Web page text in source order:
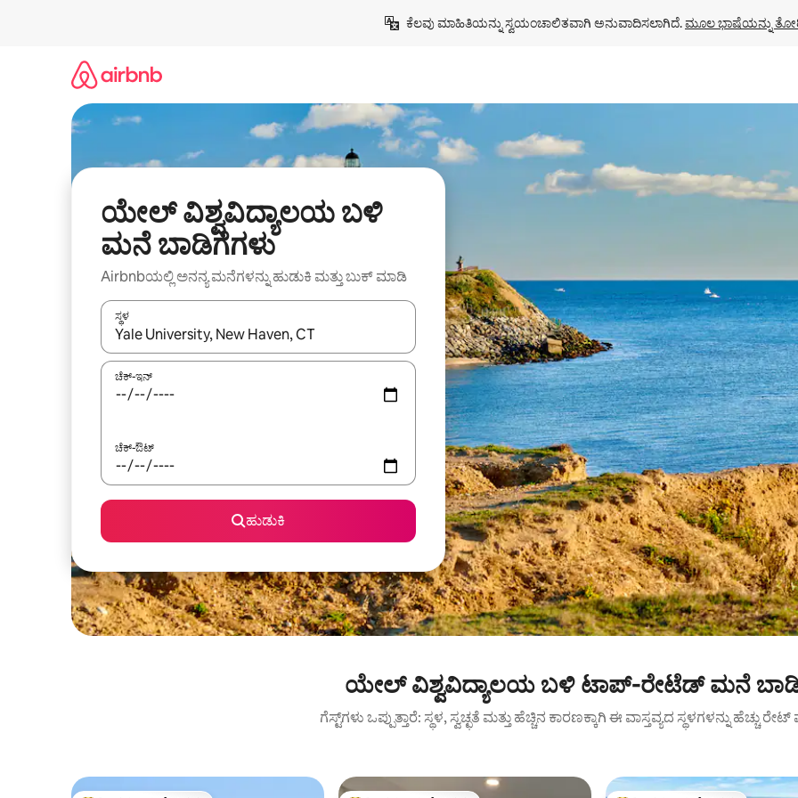
ಕೆಲವು ಮಾಹಿತಿಯನ್ನು ಸ್ವಯಂಚಾಲಿತವಾಗಿ ಅನುವಾದಿಸಲಾಗಿದೆ. ಮೂಲ ಭಾಷೆಯನ್ನು
ಯೇಲ್ ವಿಶ್ವವಿದ್ಯಾಲಯ ಬಳಿ
ಮನೆ ಬಾಡಿಗೆಗಳು
Airbnbಯಲ್ಲಿ ಅನನ್ಯ ಮನೆಗಳನ್ನು ಹುಡುಕಿ ಮತ್ತು ಬುಕ್ ಮಾಡಿ
ಸ್ಥಳ
ಫಲಿತಾಂಶಗಳು ಲಭ್ಯವಿರುವಾಗ, ಅಪ್ ಮತ್ತು ಡೌನ್ ಬಾಣದ ಕೀಲಿಗಳೊಂದಿಗೆ ನ್ಯಾವಿಗೇಟ್ ಮಾಡಿ ಅಥವಾ ಸ್ಪರ್ಶ ಅಥವಾ ಸ್ವೈಪ್ ಗೆಸ್ಚರ್‌ಗಳ ಮೂಲಕ ಅನ್ವೇಷಿಸಿ.
ಚೆಕ್-ಇನ್
ಚೆಕ್-ಔಟ್
ಹುಡುಕಿ
ಯೇಲ್ ವಿಶ್ವವಿದ್ಯಾಲಯ ಬಳಿ ಟಾಪ್-ರೇಟೆಡ್ ಮನೆ
ಗೆಸ್ಟ್‌ಗಳು ಒಪ್ಪುತ್ತಾರೆ: ಸ್ಥಳ, ಸ್ವಚ್ಛತೆ ಮತ್ತು ಹೆಚ್ಚಿನ ಕಾರಣಕ್ಕಾಗಿ ಈ ವಾಸ್ತವ್ಯದ ಸ್ಥಳಗಳನ್ನು ಹೆಚ್ಚು